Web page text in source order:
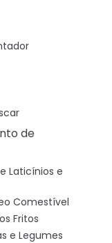
de
Laticínios e
Comestível
Fritos
e Legumes